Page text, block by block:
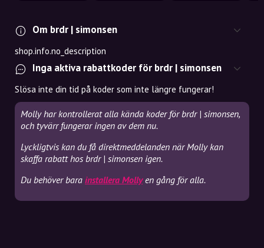
Om brdr | simonsen
shop.info.no_description
Inga aktiva rabattkoder för brdr | simonsen
Slösa inte din tid på koder som inte längre fungerar!
Molly har kontrollerat alla kända koder för brdr | simonsen,
och tyvärr fungerar ingen av dem nu.
Lyckligtvis kan du få direktmeddelanden när Molly kan
skaffa rabatt hos brdr | simonsen igen.
Du behöver bara installera Mollyen gång för alla.